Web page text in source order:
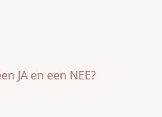
JA en een NEE?